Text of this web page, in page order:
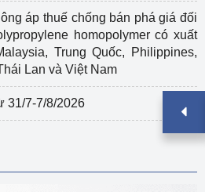
áp thuế chống bán phá giá đối
homopolymer có xuất
Trung Quốc, Philippines,
Lan và Việt Nam
31/7-7/8/2026